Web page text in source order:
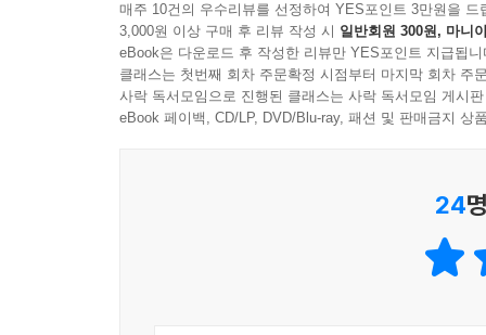
매주 10건의 우수리뷰를 선정하여 YES포인트 3만원을 드
3,000원 이상 구매 후 리뷰 작성 시 일반회원 300원, 마니
eBook은 다운로드 후 작성한 리뷰만 YES포인트 지급됩니
클래스는 첫번째 회차 주문확정 시점부터 마지막 회차 주
사락 독서모임으로 진행된 클래스는 사락 독서모임 게시
eBook 페이백, CD/LP, DVD/Blu-ray, 패션 및 판매금지 상
24